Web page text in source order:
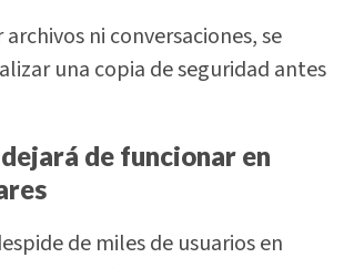
ni conversaciones, se
una copia de seguridad antes
de funcionar en
de miles de usuarios en